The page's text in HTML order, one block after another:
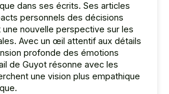
dans ses écrits. Ses articles
personnels des décisions
nouvelle perspective sur les
Avec un œil attentif aux détails
profonde des émotions
de Guyot résonne avec les
une vision plus empathique